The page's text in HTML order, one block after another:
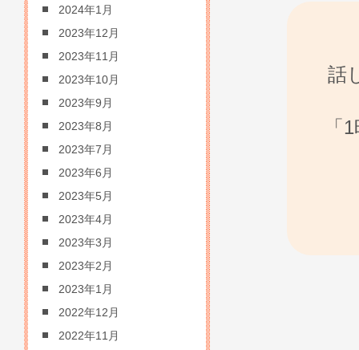
話
「
2024年1月
2023年12月
2023年11月
2023年10月
2023年9月
2023年8月
2023年7月
2023年6月
2023年5月
2023年4月
2023年3月
2023年2月
2023年1月
2022年12月
2022年11月